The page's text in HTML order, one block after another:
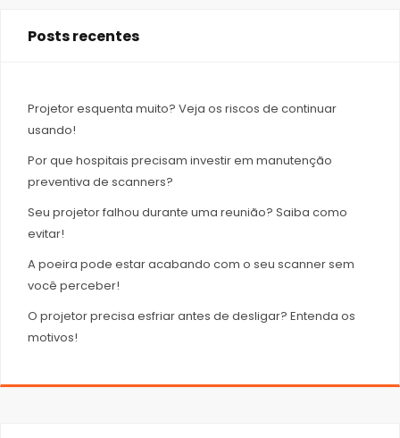
Posts recentes
Projetor esquenta muito? Veja os riscos de continuar
usando!
Por que hospitais precisam investir em manutenção
preventiva de scanners?
Seu projetor falhou durante uma reunião? Saiba como
evitar!
A poeira pode estar acabando com o seu scanner sem
você perceber!
O projetor precisa esfriar antes de desligar? Entenda os
motivos!